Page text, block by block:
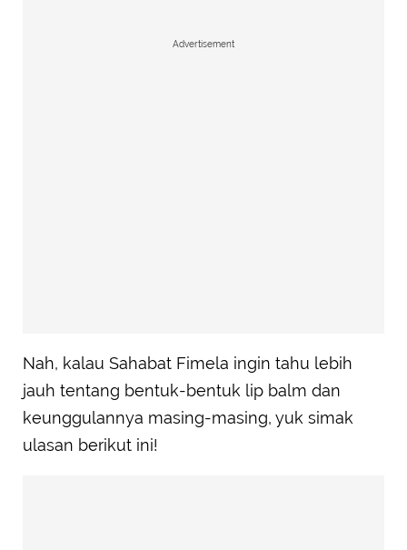
Advertisement
Nah, kalau Sahabat Fimela ingin tahu lebih
jauh tentang bentuk-bentuk lip balm dan
keunggulannya masing-masing, yuk simak
ulasan berikut ini!